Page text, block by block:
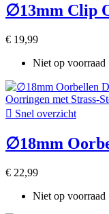
∅13mm Clip
€ 19,99
Niet op voorraad
 Snel overzicht
∅18mm
€ 22,99
Niet op voorraad